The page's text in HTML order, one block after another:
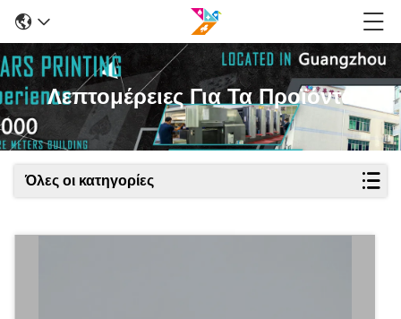
Λεπτομέρειες Για Τα Προϊόντα
Όλες οι κατηγορίες